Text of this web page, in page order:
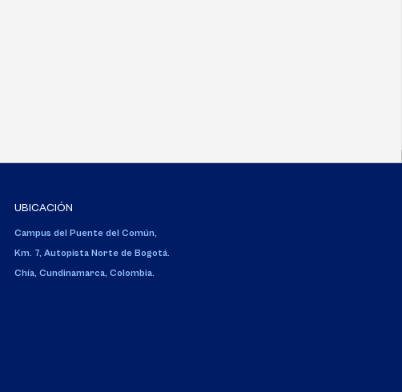
UBICACIÓN
Campus del Puente del Común,
Km. 7, Autopista Norte de Bogotá.
Chía, Cundinamarca, Colombia.